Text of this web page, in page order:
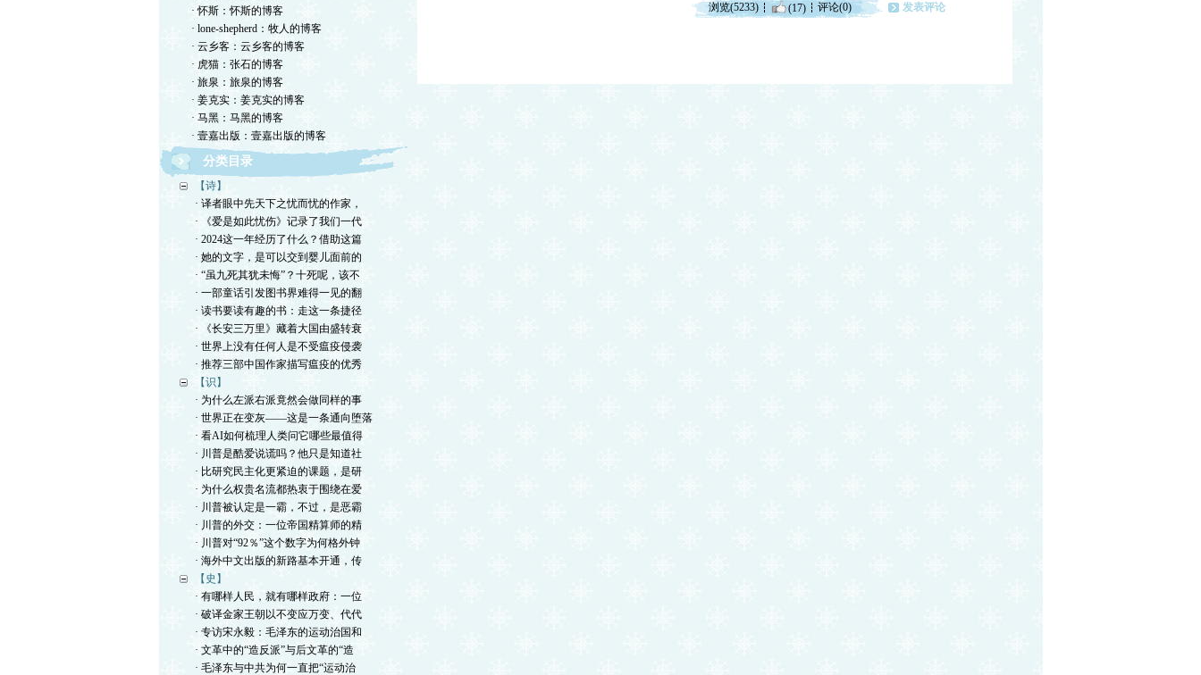
· 怀斯：怀斯的博客
· lone-shepherd：牧人的博客
· 云乡客：云乡客的博客
· 虎猫：张石的博客
· 旅泉：旅泉的博客
· 姜克实：姜克实的博客
· 马黑：马黑的博客
· 壹嘉出版：壹嘉出版的博客
分类目录
【诗】
· 译者眼中先天下之忧而忧的作家，
· 《爱是如此忧伤》记录了我们一代
· 2024这一年经历了什么？借助这篇
· 她的文字，是可以交到婴儿面前的
· “虽九死其犹未悔”？十死呢，该不
· 一部童话引发图书界难得一见的翻
· 读书要读有趣的书：走这一条捷径
· 《长安三万里》藏着大国由盛转衰
· 世界上没有任何人是不受瘟疫侵袭
· 推荐三部中国作家描写瘟疫的优秀
【识】
· 为什么左派右派竟然会做同样的事
· 世界正在变灰——这是一条通向堕落
· 看AI如何梳理人类问它哪些最值得
· 川普是酷爱说谎吗？他只是知道社
· 比研究民主化更紧迫的课题，是研
· 为什么权贵名流都热衷于围绕在爱
· 川普被认定是一霸，不过，是恶霸
· 川普的外交：一位帝国精算师的精
· 川普对“92％”这个数字为何格外钟
· 海外中文出版的新路基本开通，传
【史】
· 有哪样人民，就有哪样政府：一位
· 破译金家王朝以不变应万变、代代
· 专访宋永毅：毛泽东的运动治国和
· 文革中的“造反派”与后文革的“造
· 毛泽东与中共为何一直把“运动治
浏览(5233) (17) 评论(0) 发表评论